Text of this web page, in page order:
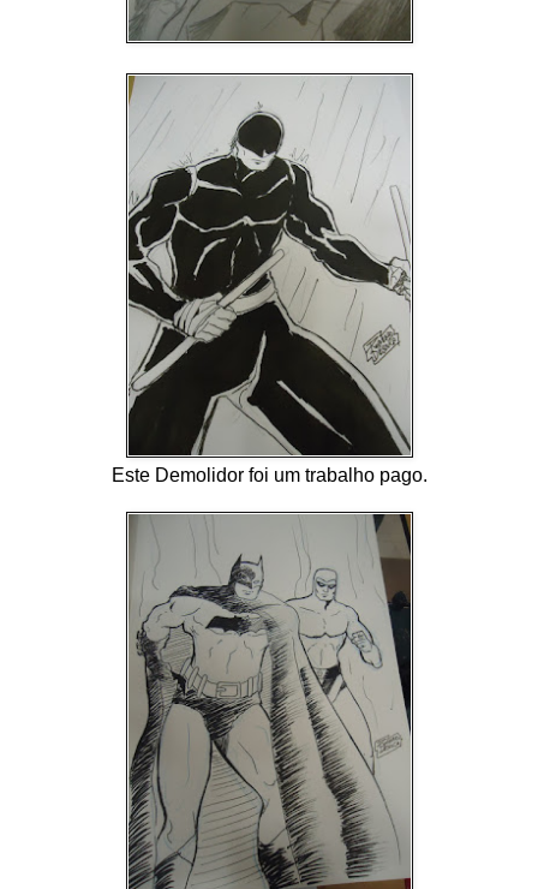
Este Demolidor foi um trabalho pago.